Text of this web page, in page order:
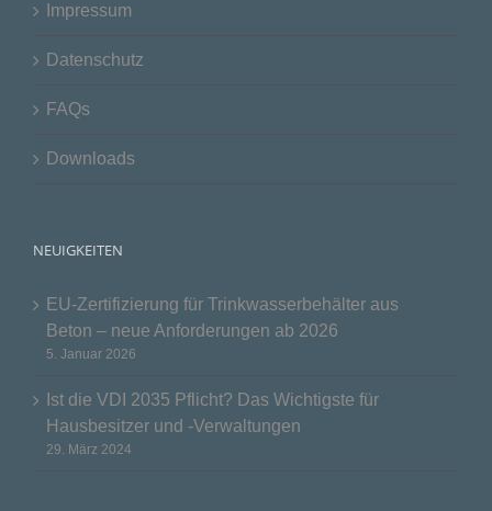
Impressum
Datenschutz
FAQs
Downloads
NEUIGKEITEN
EU-Zertifizierung für Trinkwasserbehälter aus
Beton – neue Anforderungen ab 2026
5. Januar 2026
Ist die VDI 2035 Pflicht? Das Wichtigste für
Hausbesitzer und -Verwaltungen
29. März 2024